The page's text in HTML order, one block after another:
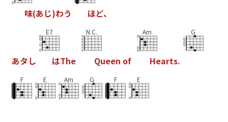
味(あ じ)わう ほど、
あタ し
E7
はThe
N.C.
Queen of
Am
Hearts.
G
F E Am G F E